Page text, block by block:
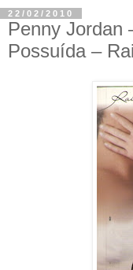
22/02/2010
Penny Jordan
Possuída –